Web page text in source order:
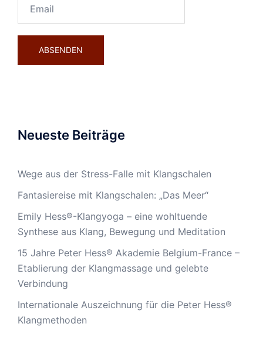
Neueste Beiträge
Wege aus der Stress-Falle mit Klangschalen
Fantasiereise mit Klangschalen: „Das Meer“
Emily Hess®-Klangyoga – eine wohltuende
Synthese aus Klang, Bewegung und Meditation
15 Jahre Peter Hess® Akademie Belgium-France –
Etablierung der Klangmassage und gelebte
Verbindung
Internationale Auszeichnung für die Peter Hess®
Klangmethoden